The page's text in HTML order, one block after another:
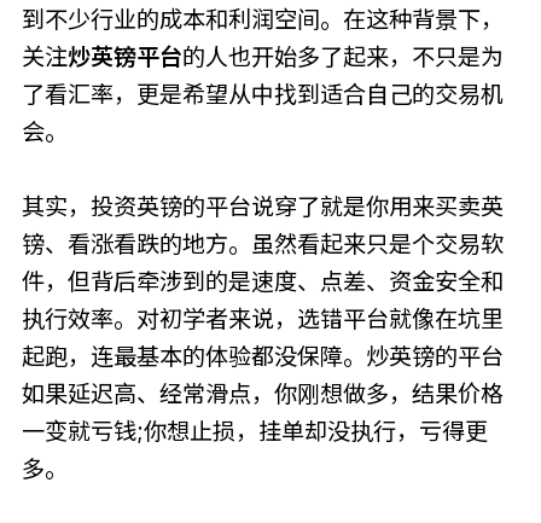
到不少行业的成本和利润空间。在这种背景下，
关注炒英镑平台的人也开始多了起来，不只是为
了看汇率，更是希望从中找到适合自己的交易机
会。
其实，投资英镑的平台说穿了就是你用来买卖英
镑、看涨看跌的地方。虽然看起来只是个交易软
件，但背后牵涉到的是速度、点差、资金安全和
执行效率。对初学者来说，选错平台就像在坑里
起跑，连最基本的体验都没保障。炒英镑的平台
如果延迟高、经常滑点，你刚想做多，结果价格
一变就亏钱;你想止损，挂单却没执行，亏得更
多。